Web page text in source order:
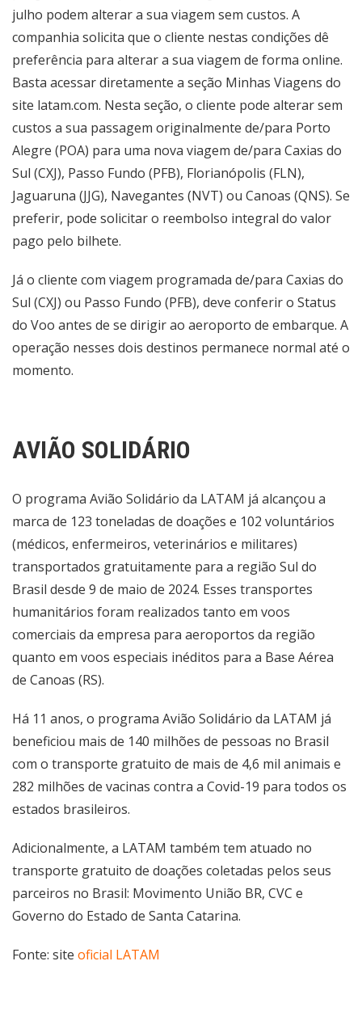
julho podem alterar a sua viagem sem custos. A
companhia solicita que o cliente nestas condições dê
preferência para alterar a sua viagem de forma online.
Basta acessar diretamente a seção Minhas Viagens do
site latam.com. Nesta seção, o cliente pode alterar sem
custos a sua passagem originalmente de/para Porto
Alegre (POA) para uma nova viagem de/para Caxias do
Sul (CXJ), Passo Fundo (PFB), Florianópolis (FLN),
Jaguaruna (JJG), Navegantes (NVT) ou Canoas (QNS). Se
preferir, pode solicitar o reembolso integral do valor
pago pelo bilhete.
Já o cliente com viagem programada de/para Caxias do
Sul (CXJ) ou Passo Fundo (PFB), deve conferir o Status
do Voo antes de se dirigir ao aeroporto de embarque. A
operação nesses dois destinos permanece normal até o
momento.
AVIÃO SOLIDÁRIO
O programa Avião Solidário da LATAM já alcançou a
marca de 123 toneladas de doações e 102 voluntários
(médicos, enfermeiros, veterinários e militares)
transportados gratuitamente para a região Sul do
Brasil desde 9 de maio de 2024. Esses transportes
humanitários foram realizados tanto em voos
comerciais da empresa para aeroportos da região
quanto em voos especiais inéditos para a Base Aérea
de Canoas (RS).
Há 11 anos, o programa Avião Solidário da LATAM já
beneficiou mais de 140 milhões de pessoas no Brasil
com o transporte gratuito de mais de 4,6 mil animais e
282 milhões de vacinas contra a Covid-19 para todos os
estados brasileiros.
Adicionalmente, a LATAM também tem atuado no
transporte gratuito de doações coletadas pelos seus
parceiros no Brasil: Movimento União BR, CVC e
Governo do Estado de Santa Catarina.
Fonte: site oficial LATAM